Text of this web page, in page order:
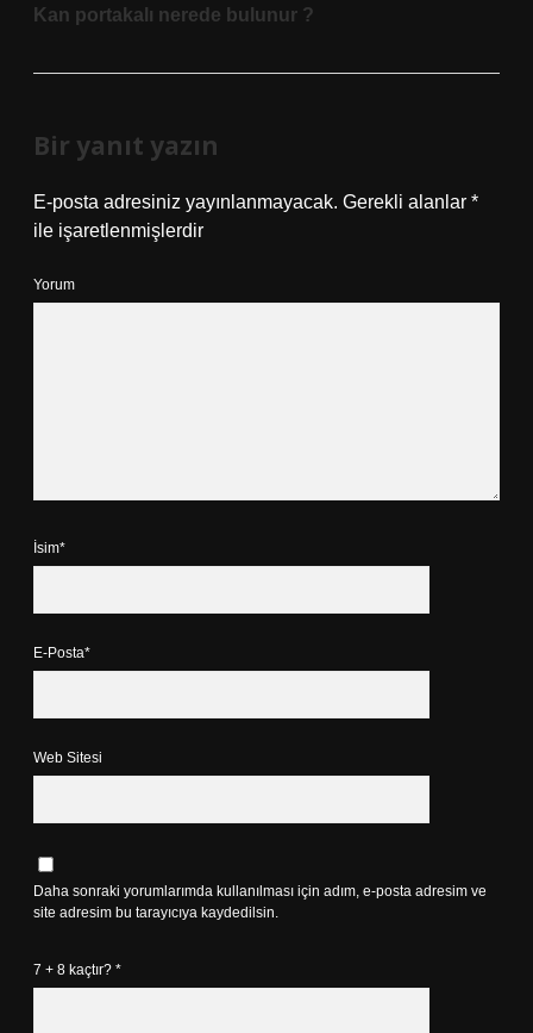
Kan portakalı nerede bulunur ?
Bir yanıt yazın
E-posta adresiniz yayınlanmayacak. Gerekli alanlar *
ile işaretlenmişlerdir
Yorum
İsim*
E-Posta*
Web Sitesi
Daha sonraki yorumlarımda kullanılması için adım, e-posta adresim ve
site adresim bu tarayıcıya kaydedilsin.
7 + 8 kaçtır? *